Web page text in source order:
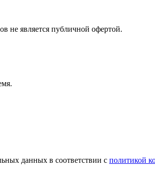
не является публичной офертой.
данных в соответствии с политикой